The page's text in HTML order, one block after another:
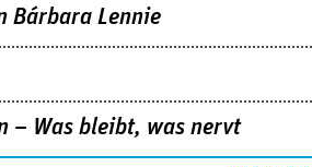
Bárbara Lennie
– Was bleibt, was nervt